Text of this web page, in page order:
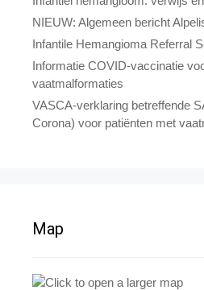
NIEUW: Algemeen bericht
Infantile Hemangioma Referral
Informatie COVID-vaccinatie
vaatmalformaties
VASCA-verklaring betreffende
Corona) voor patiënten met
Map